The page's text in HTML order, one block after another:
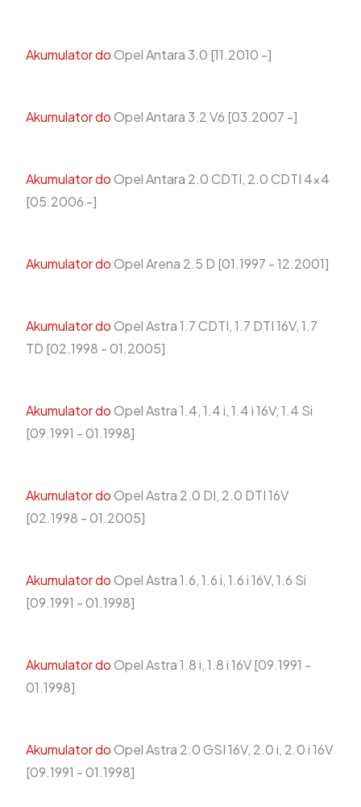
Akumulator doOpel Antara 3.0 [11.2010 -]
Akumulator doOpel Antara 3.2 V6 [03.2007 -]
Akumulator doOpel Antara 2.0 CDTI, 2.0 CDTI 4x4
[05.2006 -]
Akumulator doOpel Arena 2.5 D [01.1997 - 12.2001]
Akumulator doOpel Astra 1.7 CDTI, 1.7 DTI 16V, 1.7
TD [02.1998 - 01.2005]
Akumulator doOpel Astra 1.4, 1.4 i, 1.4 i 16V, 1.4 Si
[09.1991 - 01.1998]
Akumulator doOpel Astra 2.0 DI, 2.0 DTI 16V
[02.1998 - 01.2005]
Akumulator doOpel Astra 1.6, 1.6 i, 1.6 i 16V, 1.6 Si
[09.1991 - 01.1998]
Akumulator doOpel Astra 1.8 i, 1.8 i 16V [09.1991 -
01.1998]
Akumulator doOpel Astra 2.0 GSI 16V, 2.0 i, 2.0 i 16V
[09.1991 - 01.1998]